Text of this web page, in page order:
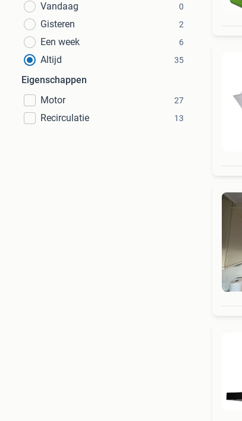
Vandaag
0
Gisteren 2
Een week 6
Altijd 35
Eigenschappen
Motor
27
Recirculatie 13